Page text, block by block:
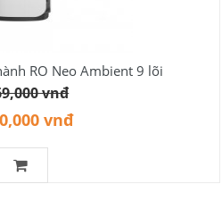
RO Neo Ambient 9 lõi
vnđ
vnđ